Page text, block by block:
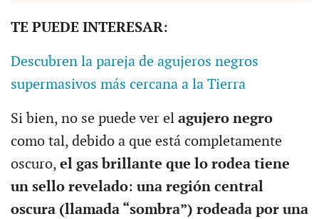
TE PUEDE INTERESAR:
Descubren la pareja de agujeros negros
supermasivos más cercana a la Tierra
Si bien, no se puede ver el agujero negro
como tal, debido a que está completamente
oscuro, el gas brillante que lo rodea tiene
un sello revelado: una región central
oscura (llamada “sombra”) rodeada por una